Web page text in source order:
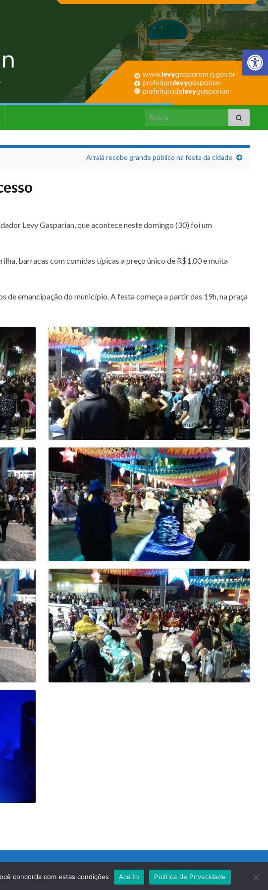
Barra de
Search for:
Arraiá recebe grande público na festa da cidade
Levy Gasparian, que acontece neste domingo (30) foi um
barracas com comidas típicas a preço único de R$1,00 e muita
de emancipação do município. A festa começa a partir das 19h, na praça
concorda com estas condições Aceito Política de Privacidade